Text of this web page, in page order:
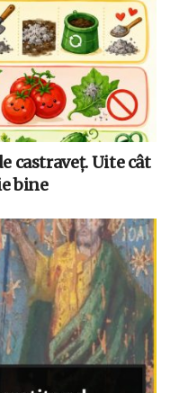
castraveț. Uite cât
bine